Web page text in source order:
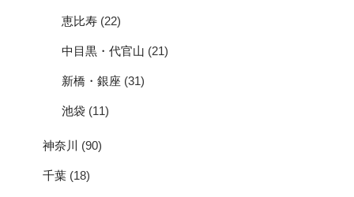
恵比寿 (22)
中目黒・代官山 (21)
新橋・銀座 (31)
池袋 (11)
神奈川 (90)
千葉 (18)